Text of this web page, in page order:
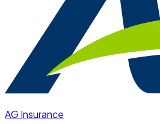
AG Insurance